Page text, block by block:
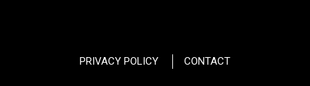
PRIVACY POLICY CONTACT